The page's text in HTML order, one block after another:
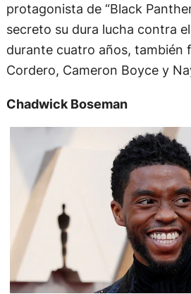
protagonista de “Black
secreto su dura lucha contra
durante cuatro años, también
Cordero, Cameron Boyce y
Chadwick Boseman